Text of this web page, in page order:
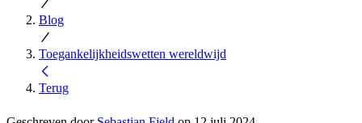
Blog
Toegankelijkheidswetten wereldwijd
Terug